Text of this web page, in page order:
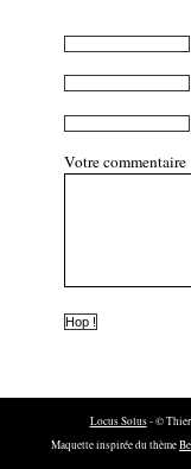
Votre commentaire
Locus Solus- ©
Maquette inspirée du thème